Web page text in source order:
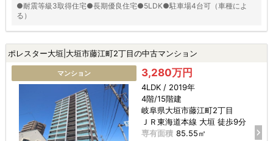
●耐震等級3取得住宅●長期優良住宅●5LDK●駐車場4台可（車種によ
る）
ポレスター大垣|大垣市藤江町2丁目の中古マンション
マンション 3,280万円
4LDK / 2019年
4階/15階建
岐阜県大垣市藤江町2丁目
ＪＲ東海道本線 大垣 徒歩9分
専有面積 85.55㎡